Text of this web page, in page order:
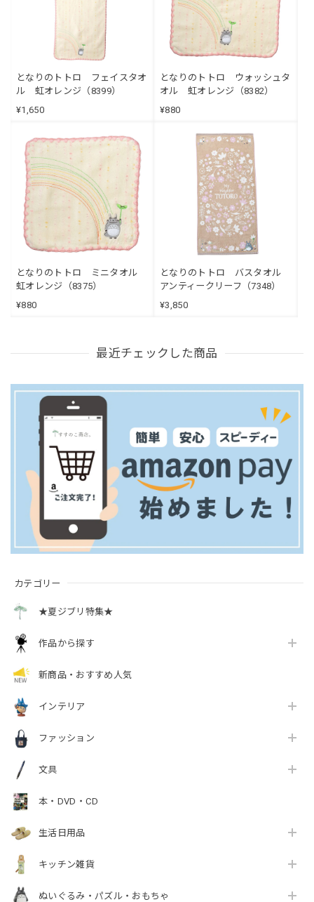
カテゴリー
★夏ジブリ特集★
作品から探す
新商品・おすすめ人気
インテリア
ファッション
文具
本・DVD・CD
生活日用品
キッチン雑貨
ぬいぐるみ・パズル・おもちゃ
となりのトトロ フェイスタオ
ル 虹オレンジ（8399）
¥1,650
となりのトトロ ウォッシュタ
オル 虹オレンジ（8382）
¥880
となりのトトロ ミニタオル
虹オレンジ（8375）
¥880
となりのトトロ バスタオル
アンティークリーフ（7348）
¥3,850
最近チェックした商品